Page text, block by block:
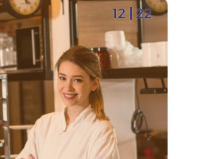
12 | 22